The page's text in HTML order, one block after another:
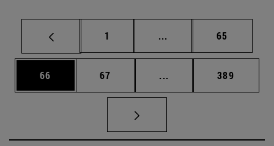
Página
1 ... Páginas intermedias
Página
65
Página
66 Página
67 ... Páginas intermedias
Página
389